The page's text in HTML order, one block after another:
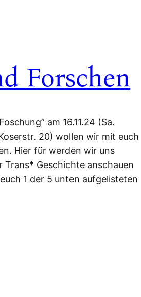
Forschen
am 16.11.24 (Sa.
20) wollen wir mit euch
Hier für werden wir uns
Trans* Geschichte anschauen
1 der 5 unten aufgelisteten